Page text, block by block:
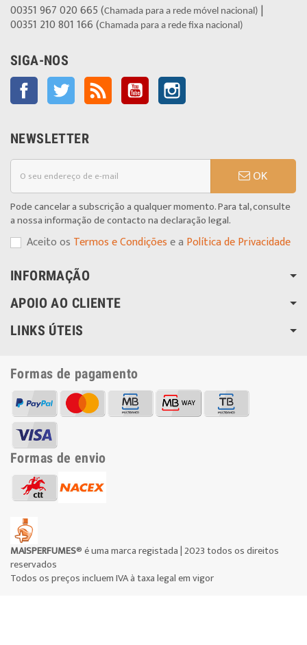
00351 967 020 665 (Chamada para a rede móvel nacional) |
00351 210 801 166 (Chamada para a rede fixa nacional)
SIGA-NOS
Facebook Twitter Rss YouTube
NEWSLETTER
OK
Pode cancelar a subscrição a qualquer momento. Para tal, consulte
a nossa informação de contacto na declaração legal.
Aceito os Termos e Condiçõese a Política de Privacidade
INFORMAÇÃO
APOIO AO CLIENTE
LINKS ÚTEIS
Formas de pagamento
Formas de envio
MAISPERFUMES® é uma marca registada | 2023 todos os direitos
reservados
Todos os preços incluem IVA à taxa legal em vigor